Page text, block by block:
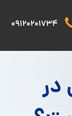
09120201734
در